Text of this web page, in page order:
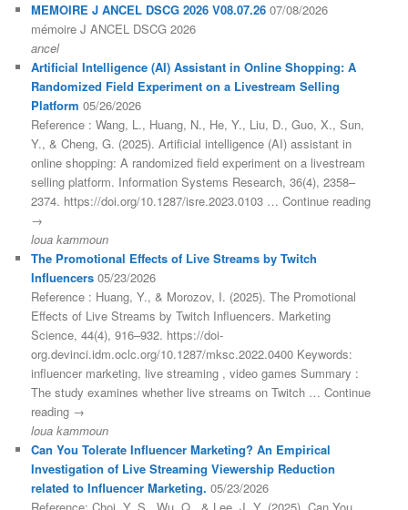
MEMOIRE J ANCEL DSCG 2026 V08.07.26 07/08/2026
mémoire J ANCEL DSCG 2026
ancel
Artificial Intelligence (AI) Assistant in Online Shopping: A
Randomized Field Experiment on a Livestream Selling
Platform 05/26/2026
Reference : Wang, L., Huang, N., He, Y., Liu, D., Guo, X., Sun,
Y., & Cheng, G. (2025). Artificial intelligence (AI) assistant in
online shopping: A randomized field experiment on a livestream
selling platform. Information Systems Research, 36(4), 2358–
2374. https://doi.org/10.1287/isre.2023.0103 … Continue reading
→
loua kammoun
The Promotional Effects of Live Streams by Twitch
Influencers 05/23/2026
Reference : Huang, Y., & Morozov, I. (2025). The Promotional
Effects of Live Streams by Twitch Influencers. Marketing
Science, 44(4), 916–932. https://doi-
org.devinci.idm.oclc.org/10.1287/mksc.2022.0400 Keywords:
influencer marketing, live streaming , video games Summary :
The study examines whether live streams on Twitch … Continue
reading →
loua kammoun
Can You Tolerate Influencer Marketing? An Empirical
Investigation of Live Streaming Viewership Reduction
related to Influencer Marketing. 05/23/2026